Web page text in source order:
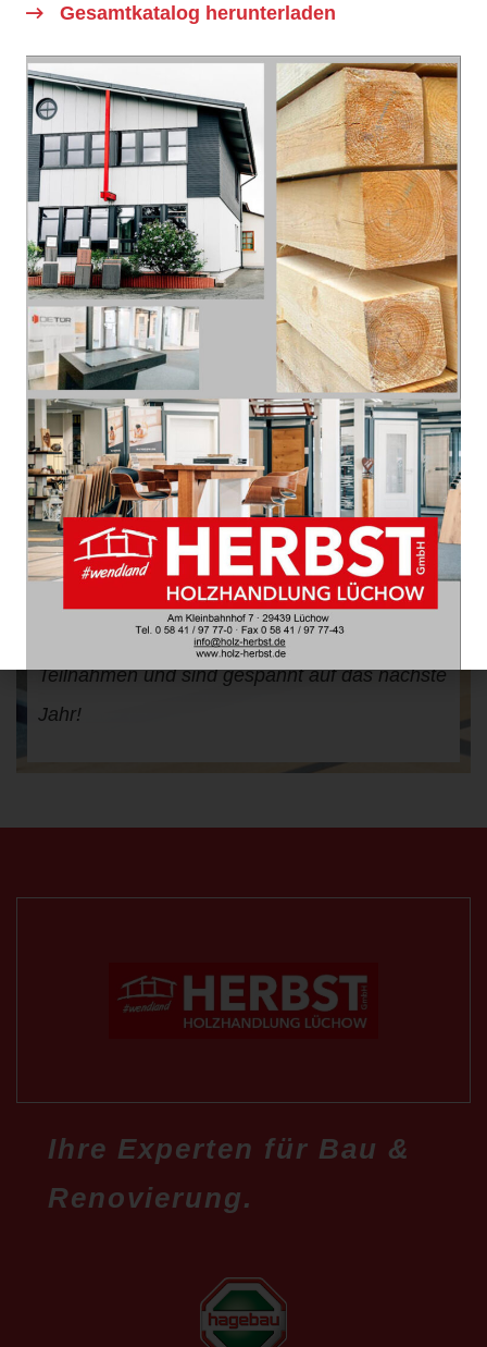
Pflegeprodukte und einer tollen Eukalyptus
Gartenbank. Alle strahlten bei der
Preisübergabe.
Die größte Freude stand jedoch den beiden
Gewinnern des Preisausschreibens ins Gesicht
geschrieben! Von insgesamt 100 Teilnehmern
haben Frau Erstling und Familie Ihde eine
Sanierung im Wert von 5000€ gewonnen.
Auch die Spendenempfänger Yasmin
Gotthardt-Nagel (2. Vorsitzende des RFV
Wendlands) und Sonja Peters (DRK Lüchow
Dannenberg) freuten sich über jeweils 325,00€,
für Projekte in Lüchow und Umgebung.
Wir bedanken uns für die zahlreichen
Teilnahmen und sind gespannt auf das nächste
Jahr!
Ihre Experten für Bau &
Renovierung.
Gesamtkatalog herunterladen